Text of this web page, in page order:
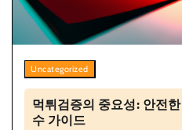
Uncategorized
먹튀검증의 중요성: 안전
수 가이드